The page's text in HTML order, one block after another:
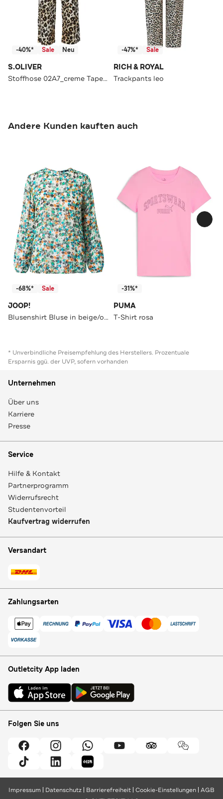
-40%* Sale Neu
S.OLIVER
Stoffhose 02A7_creme Tapered
-47%* Sale
RICH & ROYAL
Trackpants leo
Andere Kunden kauften auch
-68%* Sale
JOOP!
Blusenshirt Bluse in beige/orange/türkis gemustert beige/orange/türkis
-31%*
PUMA
T-Shirt rosa
* Unverbindliche Preisempfehlung des Herstellers. Prozentuale
Ersparnis ggü. der UVP, sofern vorhanden
Unternehmen
Über uns
Karriere
Presse
Service
Hilfe & Kontakt
Partnerprogramm
Widerrufsrecht
Studentenvorteil
Kaufvertrag widerrufen
Versandart
Zahlungsarten
Outletcity App laden
Folgen Sie uns
Impressum Datenschutz Barrierefreiheit Cookie-Einstellungen AGB